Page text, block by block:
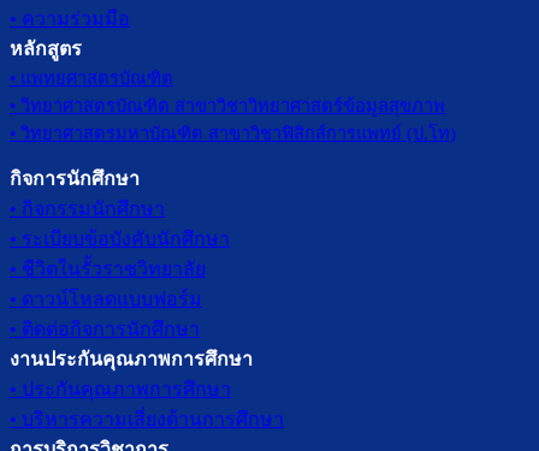
• ความร่วมมือ
หลักสูตร
• แพทยศาสตรบัณฑิต
• วิทยาศาสตรบัณฑิต สาขาวิชาวิทยาศาสตร์ข้อมูลสุขภาพ
• วิทยาศาสตรมหาบัณฑิต สาขาวิชาฟิสิกส์การแพทย์ (ป.โท)
กิจการนักศึกษา
• กิจกรรมนักศึกษา
• ระเบียบข้อบังคับนักศึกษา
• ชีวิตในรั้วราชวิทยาลัย
• ดาวน์โหลดแบบฟอร์ม
• ติดต่อกิจการนักศึกษา
งานประกันคุณภาพการศึกษา
• ประกันคุณภาพการศึกษา
• บริหารความเสี่ยงด้านการศึกษา